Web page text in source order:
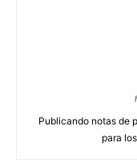
Publicando notas de
para